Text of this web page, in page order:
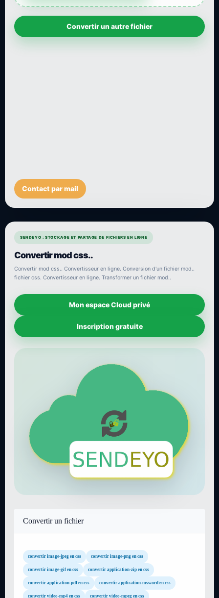
Convertir un autre fichier
Contact par mail
SENDEYO : STOCKAGE ET PARTAGE DE FICHIERS EN LIGNE
Convertir mod css..
Convertir mod css.. Convertisseur en ligne. Conversion d'un fichier mod..
fichier css. Convertisseur en ligne. Transformer un fichier mod..
Mon espace Cloud privé
Inscription gratuite
Convertir un fichier
convertir image-jpeg en css convertir image-png en css
convertir image-gif en css convertir application-zip en css
convertir application-pdf en css convertir application-msword en css
convertir video-mp4 en css convertir video-mpeg en css